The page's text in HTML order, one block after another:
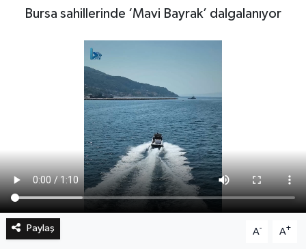
Bursa sahillerinde ‘Mavi Bayrak’ dalgalanıyor
Paylaş A- A+
Bilim
Bilim, Teknoloji